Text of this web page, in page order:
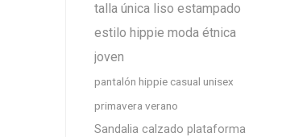
talla única liso estampado
estilo hippie moda étnica
joven
pantalón hippie casual unisex
primavera verano
Sandalia calzado plataforma